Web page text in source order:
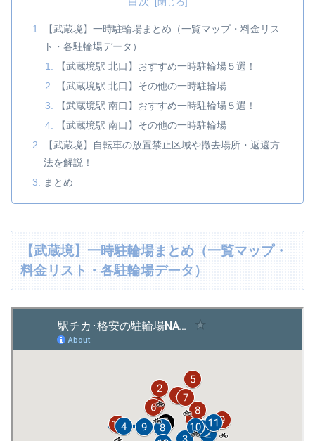
【武蔵境】一時駐輪場まとめ（一覧マップ・料金リス
ト・各駐輪場データ）
【武蔵境駅 北口】おすすめ一時駐輪場５選！
【武蔵境駅 北口】その他の一時駐輪場
【武蔵境駅 南口】おすすめ一時駐輪場５選！
【武蔵境駅 南口】その他の一時駐輪場
【武蔵境】自転車の放置禁止区域や撤去場所・返還方
法を解説！
まとめ
【武蔵境】一時駐輪場まとめ（一覧マップ・
料金リスト・各駐輪場データ）